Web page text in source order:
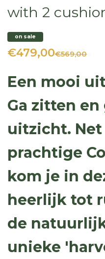
with 2
on sale
€479,00€569,00
Een mooi
Ga zitten
uitzicht.
prachtige
kom je in
heerlijk tot
de
unieke